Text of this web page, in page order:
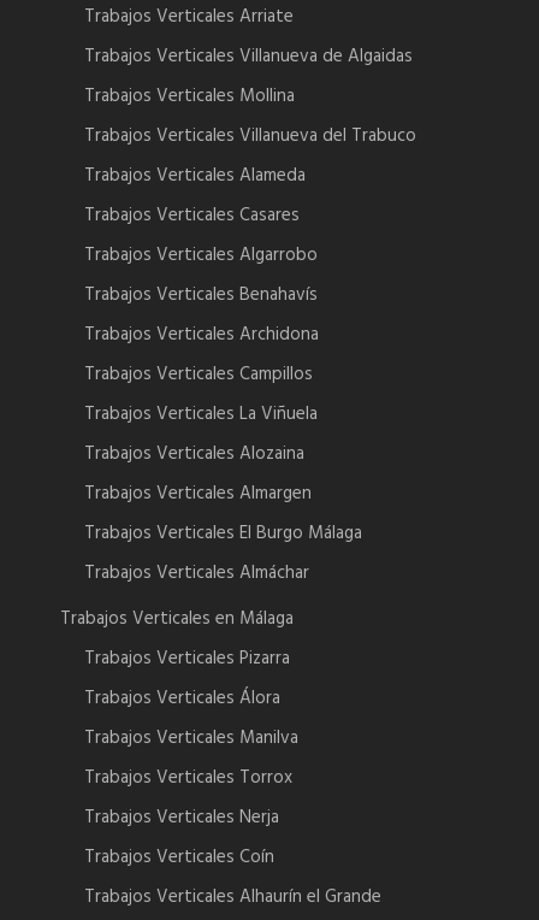
Trabajos Verticales Arriate
Trabajos Verticales Villanueva de Algaidas
Trabajos Verticales Mollina
Trabajos Verticales Villanueva del Trabuco
Trabajos Verticales Alameda
Trabajos Verticales Casares
Trabajos Verticales Algarrobo
Trabajos Verticales Benahavís
Trabajos Verticales Archidona
Trabajos Verticales Campillos
Trabajos Verticales La Viñuela
Trabajos Verticales Alozaina
Trabajos Verticales Almargen
Trabajos Verticales El Burgo Málaga
Trabajos Verticales Almáchar
Trabajos Verticales en Málaga
Trabajos Verticales Pizarra
Trabajos Verticales Álora
Trabajos Verticales Manilva
Trabajos Verticales Torrox
Trabajos Verticales Nerja
Trabajos Verticales Coín
Trabajos Verticales Alhaurín el Grande